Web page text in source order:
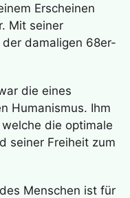
Erscheinen
Mit seiner
damaligen 68er-
die eines
Humanismus. Ihm
die optimale
seiner Freiheit zum
Menschen ist für